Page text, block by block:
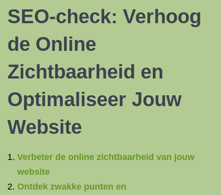
SEO-check: Verhoog
de Online
Zichtbaarheid en
Optimaliseer Jouw
Website
Verbeter de online zichtbaarheid van jouw
website
Ontdek zwakke punten en